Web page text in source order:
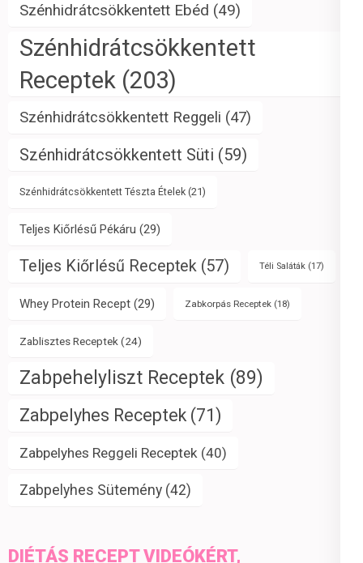
Szénhidrátcsökkentett Ebéd (49)
Szénhidrátcsökkentett
Receptek (203)
Szénhidrátcsökkentett Reggeli (47)
Szénhidrátcsökkentett Süti (59)
Szénhidrátcsökkentett Tészta Ételek (21)
Teljes Kiőrlésű Pékáru (29)
Teljes Kiőrlésű Receptek (57) Téli Saláták (17)
Whey Protein Recept (29) Zabkorpás Receptek (18)
Zablisztes Receptek (24)
Zabpehelyliszt Receptek (89)
Zabpelyhes Receptek (71)
Zabpelyhes Reggeli Receptek (40)
Zabpelyhes Sütemény (42)
DIÉTÁS RECEPT VIDEÓKÉRT,